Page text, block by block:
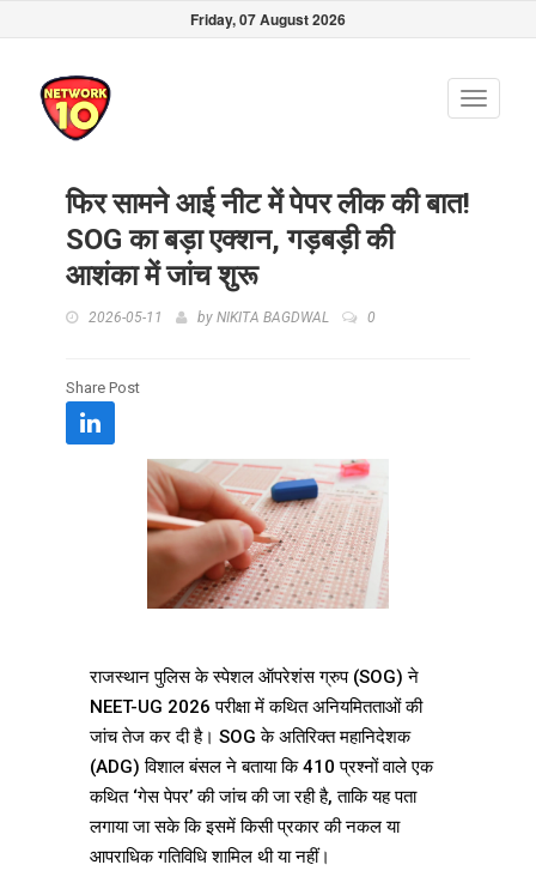
Friday, 07 August 2026
Toggle
फिर सामने आई नीट में पेपर लीक की बात!
SOG का बड़ा एक्शन, गड़बड़ी की
आशंका में जांच शुरू
2026-05-11 by NIKITA BAGDWAL 0
Share Post
राजस्थान पुलिस के स्पेशल ऑपरेशंस ग्रुप (SOG) ने
NEET-UG 2026 परीक्षा में कथित अनियमितताओं की
जांच तेज कर दी है। SOG के अतिरिक्त महानिदेशक
(ADG) विशाल बंसल ने बताया कि 410 प्रश्नों वाले एक
कथित ‘गेस पेपर’ की जांच की जा रही है, ताकि यह पता
लगाया जा सके कि इसमें किसी प्रकार की नकल या
आपराधिक गतिविधि शामिल थी या नहीं।